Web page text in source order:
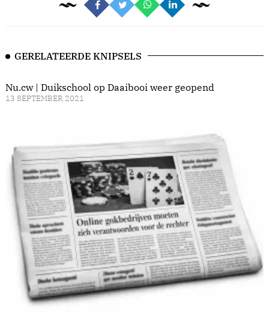
GERELATEERDE KNIPSELS
Nu.cw | Duikschool op Daaibooi weer geopend
13 SEPTEMBER 2021